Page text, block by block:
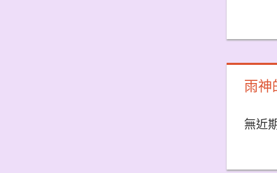
雨神
無近